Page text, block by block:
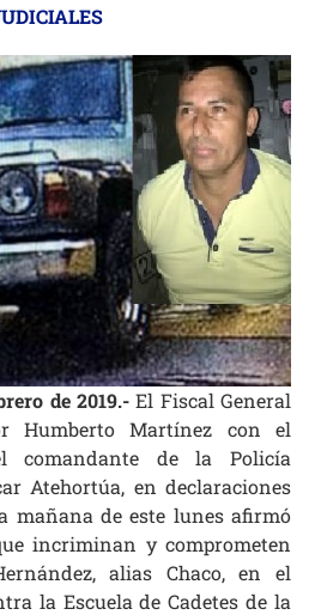
de 2019.-El Fiscal General
Humberto Martínez con el
comandante de la Policía
Atehortúa, en declaraciones
mañana de este lunes afirmó
incriminan y comprometen
alias Chaco, en el
la Escuela de Cadetes de la